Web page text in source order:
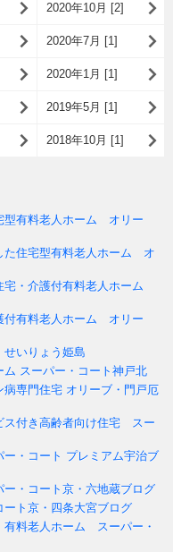
2020年10月 [2]
2020年7月 [1]
2020年1月 [1]
2019年5月 [1]
2018年10月 [1]
型有料老人ホーム オリー
た住宅型有料老人ホーム オ
宅・介護付有料老人ホーム
付有料老人ホーム オリー
いりょう姫島
スーパー・コート神戸北
専門住宅 オリーブ・門戸厄
ス付き高齢者向け住宅 スー
・コート プレミアム宇治ブ
・コート京・六地蔵ブログ
ト京・四条大宮ブログ
有料老人ホーム スーパー・